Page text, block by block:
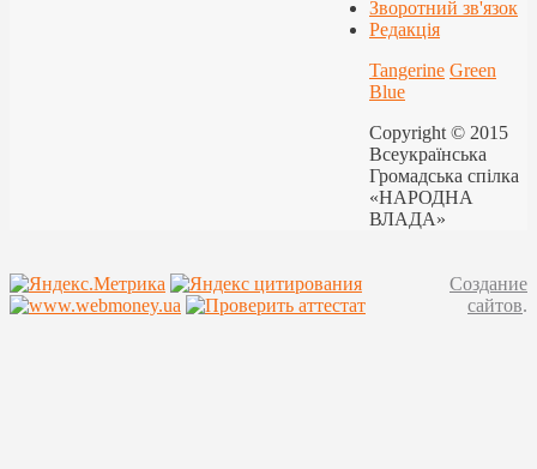
Зворотний зв'язок
Редакція
Tangerine Green
Blue
Copyright © 2015
Всеукраїнська
Громадська спілка
«НАРОДНА
ВЛАДА»
Создание
сайтов.